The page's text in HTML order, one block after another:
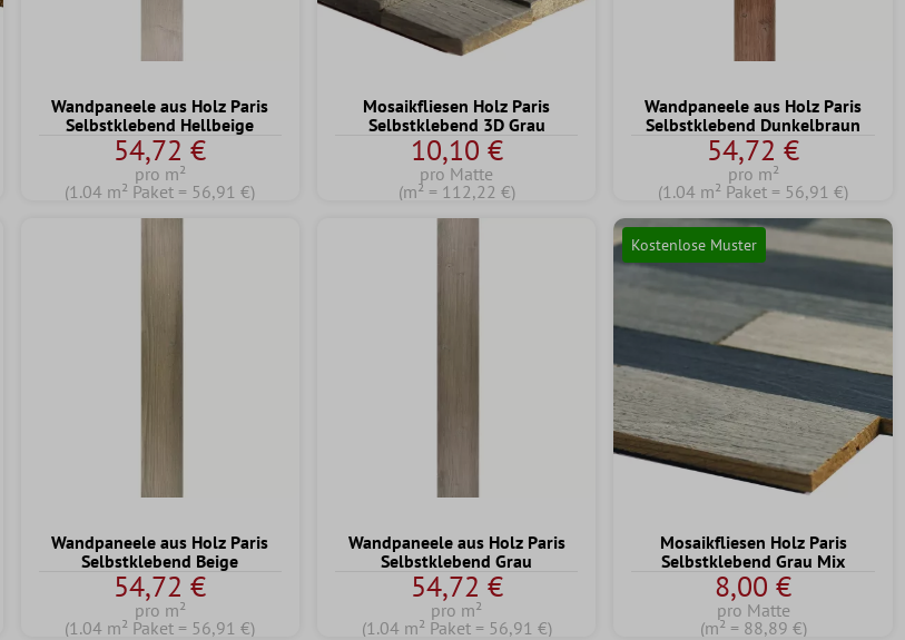
Wandpaneele aus Holz Paris
Selbstklebend Hellbeige
54,72 €
pro m²
(1.04 m² Paket = 56,91 €)
Mosaikfliesen Holz Paris
Selbstklebend 3D Grau
10,10 €
pro Matte
(m² = 112,22 €)
Wandpaneele aus Holz Paris
Selbstklebend Dunkelbraun
54,72 €
pro m²
(1.04 m² Paket = 56,91 €)
Wandpaneele aus Holz Paris
Selbstklebend Beige
54,72 €
pro m²
(1.04 m² Paket = 56,91 €)
Wandpaneele aus Holz Paris
Selbstklebend Grau
54,72 €
pro m²
(1.04 m² Paket = 56,91 €)
Kostenlose Muster
Mosaikfliesen Holz Paris
Selbstklebend Grau Mix
8,00 €
pro Matte
(m² = 88,89 €)